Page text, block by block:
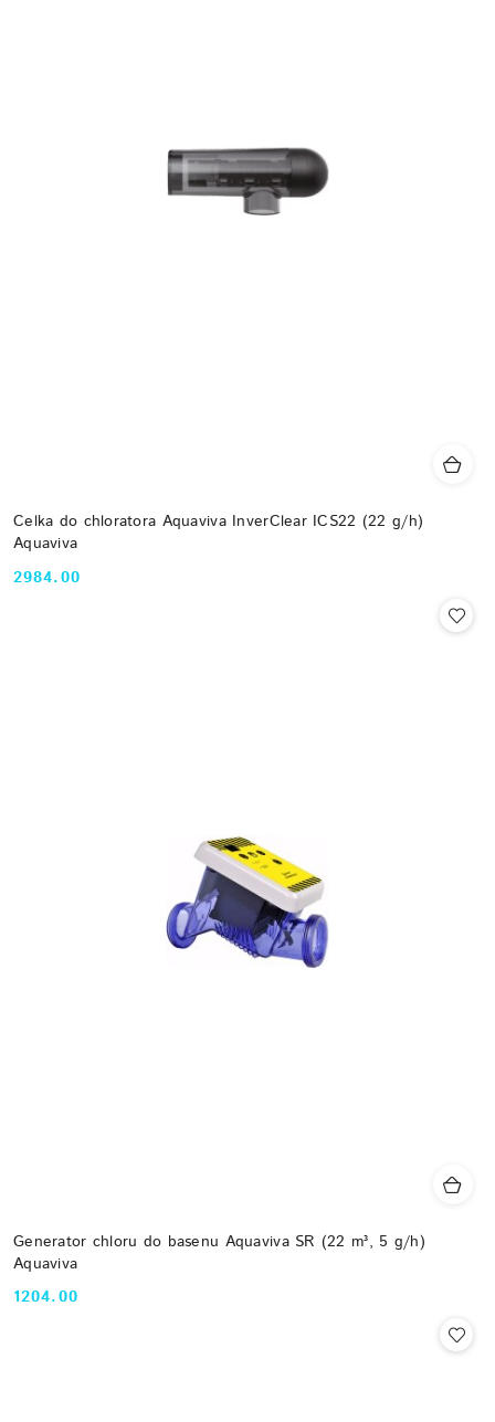
Celka do chloratora Aquaviva InverClear ICS22 (22 g/h)
Aquaviva
Cena:
2984.00
Generator chloru do basenu Aquaviva SR (22 m³, 5 g/h)
Aquaviva
Cena:
1204.00